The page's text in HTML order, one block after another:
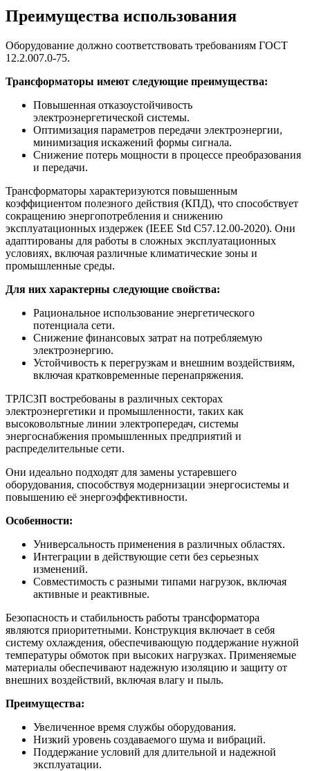
Преимущества использования
Оборудование должно соответствовать требованиям ГОСТ
12.2.007.0-75.
Трансформаторы имеют следующие преимущества:
Повышенная отказоустойчивость
электроэнергетической системы.
Оптимизация параметров передачи электроэнергии,
минимизация искажений формы сигнала.
Снижение потерь мощности в процессе преобразования
и передачи.
Трансформаторы характеризуются повышенным
коэффициентом полезного действия (КПД), что способствует
сокращению энергопотребления и снижению
эксплуатационных издержек (IEEE Std C57.12.00-2020). Они
адаптированы для работы в сложных эксплуатационных
условиях, включая различные климатические зоны и
промышленные среды.
Для них характерны следующие свойства:
Рациональное использование энергетического
потенциала сети.
Снижение финансовых затрат на потребляемую
электроэнергию.
Устойчивость к перегрузкам и внешним воздействиям,
включая кратковременные перенапряжения.
ТРЛСЗП востребованы в различных секторах
электроэнергетики и промышленности, таких как
высоковольтные линии электропередач, системы
энергоснабжения промышленных предприятий и
распределительные сети.
Они идеально подходят для замены устаревшего
оборудования, способствуя модернизации энергосистемы и
повышению её энергоэффективности.
Особенности:
Универсальность применения в различных областях.
Интеграции в действующие сети без серьезных
изменений.
Совместимость с разными типами нагрузок, включая
активные и реактивные.
Безопасность и стабильность работы трансформатора
являются приоритетными. Конструкция включает в себя
систему охлаждения, обеспечивающую поддержание нужной
температуры обмоток при высоких нагрузках. Применяемые
материалы обеспечивают надежную изоляцию и защиту от
внешних воздействий, включая влагу и пыль.
Преимущества:
Увеличенное время службы оборудования.
Низкий уровень создаваемого шума и вибраций.
Поддержание условий для длительной и надежной
эксплуатации.